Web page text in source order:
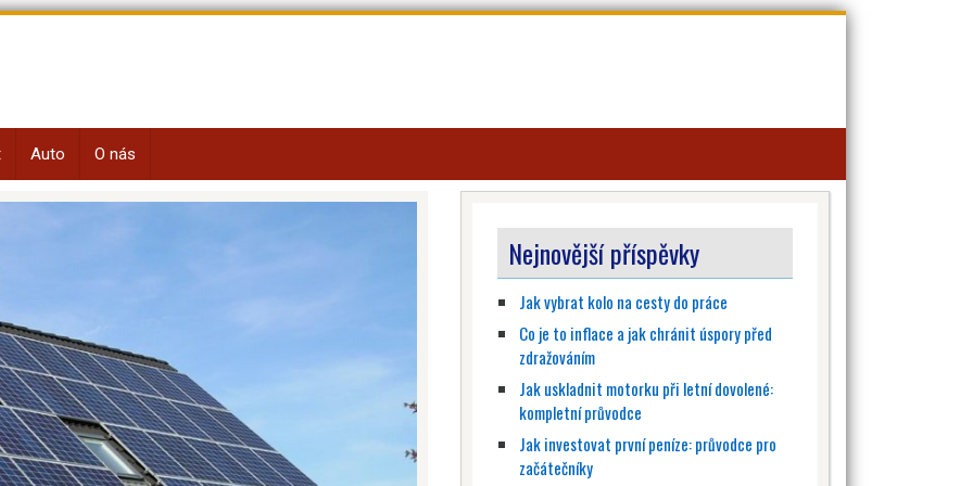
Auto O nás
Nejnovější příspěvky
Jak vybrat kolo na cesty do práce
Co je to inflace a jak chránit úspory před
zdražováním
Jak uskladnit motorku při letní dovolené:
kompletní průvodce
Jak investovat první peníze: průvodce pro
začátečníky